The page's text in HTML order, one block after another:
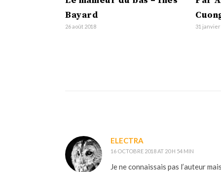
Bayard
26 août 2018 31 janvier
ELECTRA
16 OCTOBRE 2018 AT 20 H 54 MIN
Je ne connaissais pas l’auteur